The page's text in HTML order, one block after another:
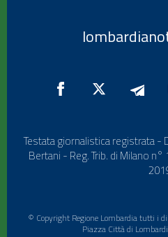
Testata giornalistica registrata -
Bertani - Reg. Trib. di Milano
© Copyright Regione Lombardia tutti i
Piazza Città di